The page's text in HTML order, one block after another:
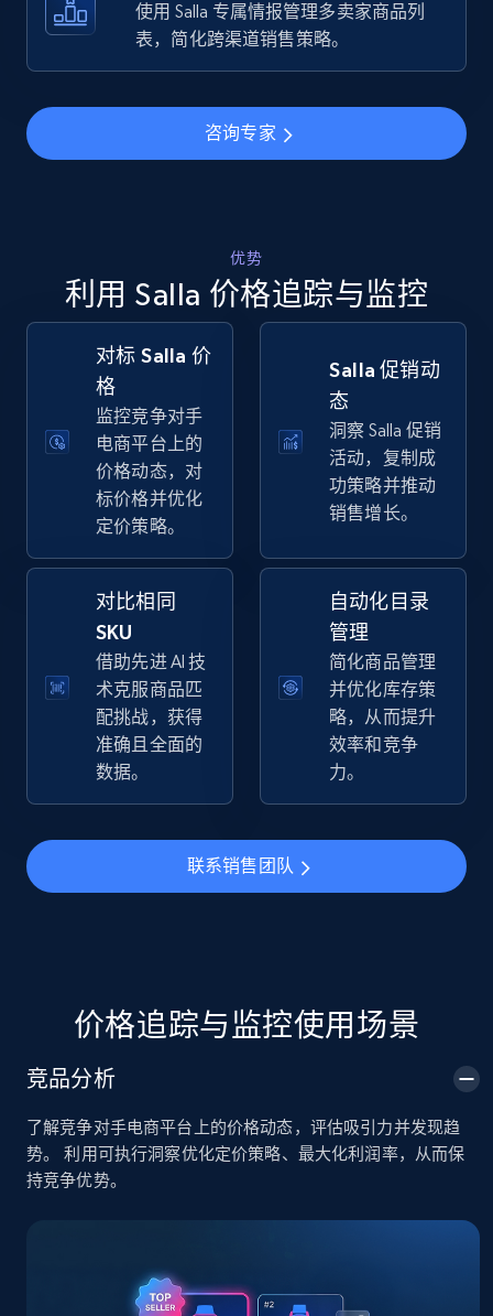
using specific category URL
URL, Final price, Sku, Currency, Gtin,
Specifications, Image urls, Top reviews, and
5.6K+ 876+ 立即开始
Walmart - products - Collects products by
specific keywords
URL, Final price, Sku, Currency, Gtin,
Specifications, Image urls, Top reviews, and
more.
5.6K+ 876+ 立即开始
using sku numbers
URL, Final price, Sku, Currency, Gtin,
Specifications, Image urls, Top reviews, and
more.
5.6K+ 876+ 立即开始
URL, Title, Available, Description, Currency, Initial
price, Final price, Discount percent, and more.
URL, Title, Available, Description, Currency, Initial
5.4K+ 668+ 立即开始
TikTok Shop - Collect TikTok shop products
by keywords search
使用 Salla 专属情报管理多卖家商品列
表，简化跨渠道销售策略。
咨询专家
优势
利用 Salla 价格追踪与监控
对标 Salla 价
格
监控竞争对手
电商平台上的
价格动态，对
标价格并优化
定价策略。
Salla 促销动
态
洞察 Salla 促销
活动，复制成
功策略并推动
销售增长。
对比相同
SKU
借助先进 AI 技
术克服商品匹
配挑战，获得
准确且全面的
数据。
自动化目录
管理
简化商品管理
并优化库存策
略，从而提升
效率和竞争
力。
联系销售团队
价格追踪与监控使用场景
竞品分析
了解竞争对手电商平台上的价格动态，评估吸引力并发现趋
势。 利用可执行洞察优化定价策略、最大化利润率，从而保
持竞争优势。